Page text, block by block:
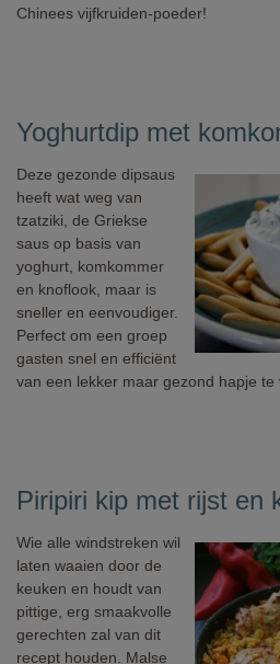
Chinees vijfkruiden-poeder!
Yoghurtdip met
Deze gezonde dipsaus
heeft wat weg van
tzatziki, de Griekse
saus op basis van
yoghurt, komkommer
en knoflook, maar is
sneller en eenvoudiger.
Perfect om een groep
gasten snel en efficiënt
van een lekker maar gezond hapje te
Piripiri kip met rijst en
Wie alle windstreken wil
laten waaien door de
keuken en houdt van
pittige, erg smaakvolle
gerechten zal van dit
recept houden. Malse